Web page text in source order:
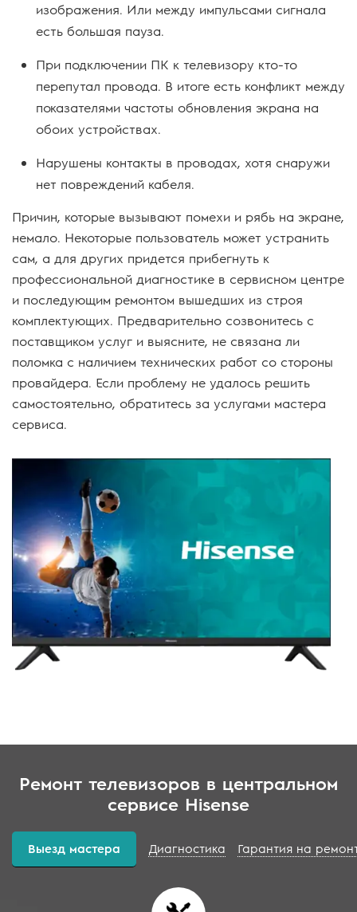
изображения. Или между импульсами сигнала
есть большая пауза.
При подключении ПК к телевизору кто-то
перепутал провода. В итоге есть конфликт между
показателями частоты обновления экрана на
обоих устройствах.
Нарушены контакты в проводах, хотя снаружи
нет повреждений кабеля.
Причин, которые вызывают помехи и рябь на экране,
немало. Некоторые пользователь может устранить
сам, а для других придется прибегнуть к
профессиональной диагностике в сервисном центре
и последующим ремонтом вышедших из строя
комплектующих. Предварительно созвонитесь с
поставщиком услуг и выясните, не связана ли
поломка с наличием технических работ со стороны
провайдера. Если проблему не удалось решить
самостоятельно, обратитесь за услугами мастера
сервиса.
Ремонт телевизоров в центральном
сервисе Hisense
Выезд мастера Диагностика Гарантия на